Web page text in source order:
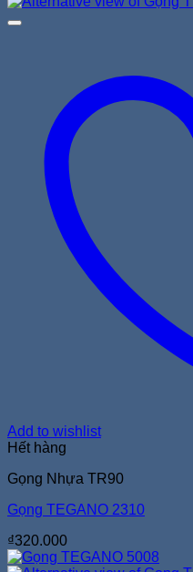
Add to wishlist
Hết hàng
Gọng Nhựa TR90
Gọng TEGANO 2310
₫320.000